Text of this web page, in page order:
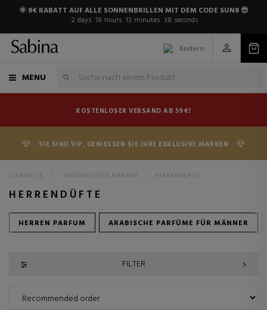
🌞 8€ RABATT AUF ALLE SONNENBRILLEN MIT DEM CODE SUN8 😎
2 days 18 hours 13 minutes 37 seconds
Ändern
MENU
KOSTENLOSER VERSAND AB 59€!
SIE SIND VIP, GENIESSEN SIE IHRE EXKLUSIVE MARKEN
STARTSEITE > PRODUKTE FÜR MÄNNER > HERRENDÜFTE
HERRENDÜFTE
HERREN PARFUM ARABISCHE PARFÜME FÜR MÄNNER
FILTER